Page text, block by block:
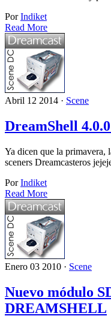
PorIndiket
Read More
Abril 12 2014 · Scene
DreamShell
Ya dicen que la primavera,
sceners Dreamcasteros
PorIndiket
Read More
Enero 03 2010 · Scene
Nuevo módulo
DREAMSHELL